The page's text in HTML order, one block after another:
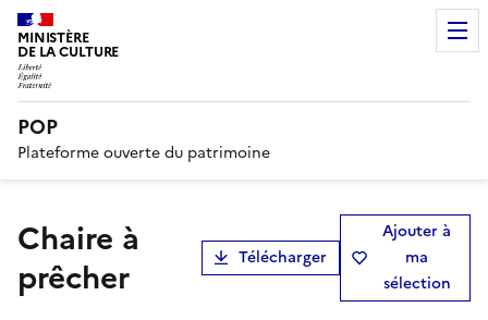
MINISTÈRE
DE LA CULTURE
POP
Plateforme ouverte du patrimoine
chaire à
prêcher
Télécharger
Ajouter à
ma
sélection